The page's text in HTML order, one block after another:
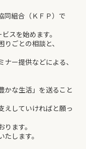
同組合（ＫＦＰ）で
スを始めます。
ごとの相談と、
ー提供などによる、
かな生活」を送ること
えしていければと願っ
ます。
します。